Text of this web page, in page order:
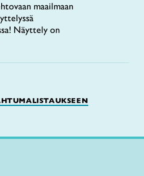
maailmaan
Näyttely on